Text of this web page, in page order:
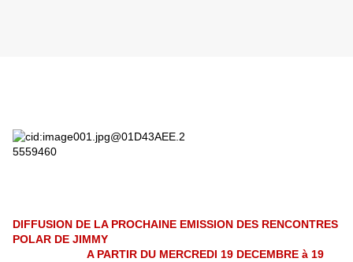
DIFFUSION DE LA PROCHAINE EMISSION DES RENCONTRES
POLAR DE JIMMY
A PARTIR DU MERCREDI 19 DECEMBRE à 19